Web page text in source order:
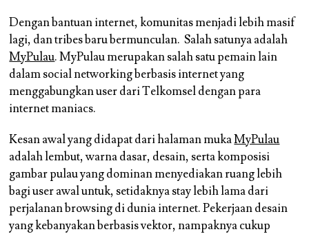
Dengan bantuan internet, komunitas menjadi lebih masif
lagi, dan tribes baru bermunculan. Salah satunya adalah
MyPulau. MyPulau merupakan salah satu pemain lain
dalam social networking berbasis internet yang
menggabungkan user dari Telkomsel dengan para
internet maniacs.
Kesan awal yang didapat dari halaman mukaMyPulau
adalah lembut, warna dasar, desain, serta komposisi
gambar pulau yang dominan menyediakan ruang lebih
bagi user awal untuk, setidaknya stay lebih lama dari
perjalanan browsing di dunia internet. Pekerjaan desain
yang kebanyakan berbasis vektor, nampaknya cukup